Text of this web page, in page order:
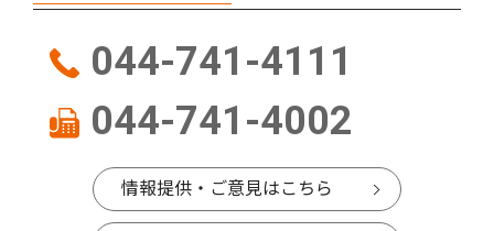
044-741-4111
044-741-4002
情報提供・ご意見はこちら